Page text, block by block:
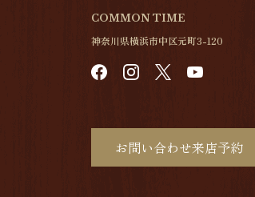
COMMON TIME
神奈川県横浜市中区元町3-120
お問い合わせ来店予約